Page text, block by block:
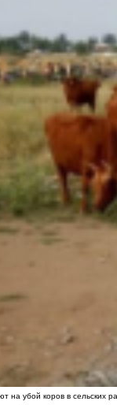
на убой коров в сельских